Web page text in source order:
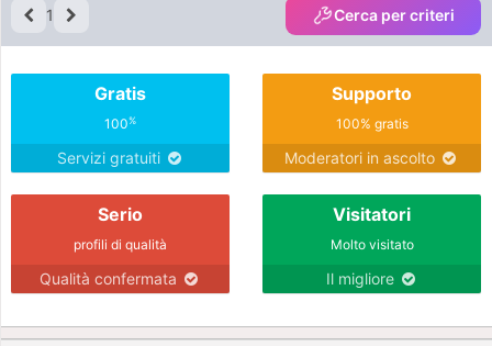
1 Cerca per criteri
Gratis
100%
Servizi gratuiti
Supporto
100% gratis
Moderatori in ascolto
Serio
profili di qualità
Qualità confermata
Visitatori
Molto visitato
Il migliore